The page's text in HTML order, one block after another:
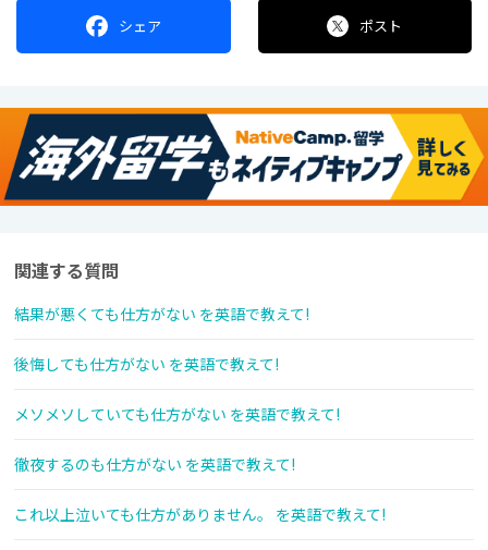
シェア ポスト
関連する質問
結果が悪くても仕方がない を英語で教えて!
後悔しても仕方がない を英語で教えて!
メソメソしていても仕方がない を英語で教えて!
徹夜するのも仕方がない を英語で教えて!
これ以上泣いても仕方がありません。 を英語で教えて!